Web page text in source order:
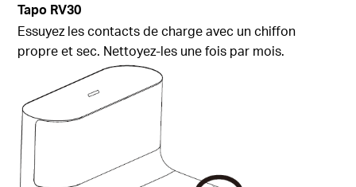
Tapo RV30
Essuyez les contacts de charge avec un chiffon
propre et sec. Nettoyez-les une fois par mois.